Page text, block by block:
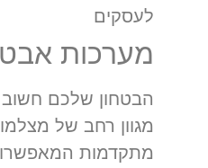
לעסקים
מערכות
הבטחון שלכם חשוב
מגוון רחב של
מתקדמות